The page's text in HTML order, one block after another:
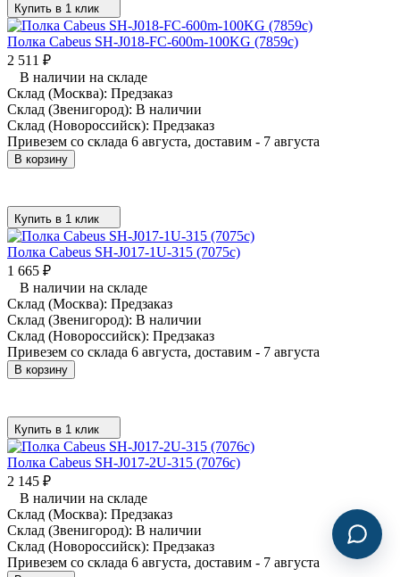
Купить в 1 клик
Полка Cabeus SH-J018-FC-600m-100KG (7859c)
2 511 ₽
В наличии на складе
Склад (Москва): Предзаказ
Склад (Звенигород): В наличии
Склад (Новороссийск): Предзаказ
Привезем со склада 6 августа, доставим - 7 августа
В корзину
Купить в 1 клик
Полка Cabeus SH-J017-1U-315 (7075c)
1 665 ₽
В наличии на складе
Склад (Москва): Предзаказ
Склад (Звенигород): В наличии
Склад (Новороссийск): Предзаказ
Привезем со склада 6 августа, доставим - 7 августа
В корзину
Купить в 1 клик
Полка Cabeus SH-J017-2U-315 (7076c)
2 145 ₽
В наличии на складе
Склад (Москва): Предзаказ
Склад (Звенигород): В наличии
Склад (Новороссийск): Предзаказ
Привезем со склада 6 августа, доставим - 7 августа